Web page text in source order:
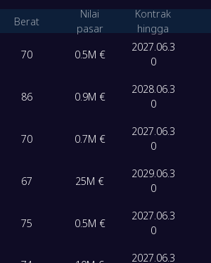
Berat
Nilai
pasar
Kontrak
hingga
70 0.5M €
2027.06.3
0
86 0.9M €
2028.06.3
0
70 0.7M €
2027.06.3
0
67 25M €
2029.06.3
0
75 0.5M €
2027.06.3
0
2027.06.3